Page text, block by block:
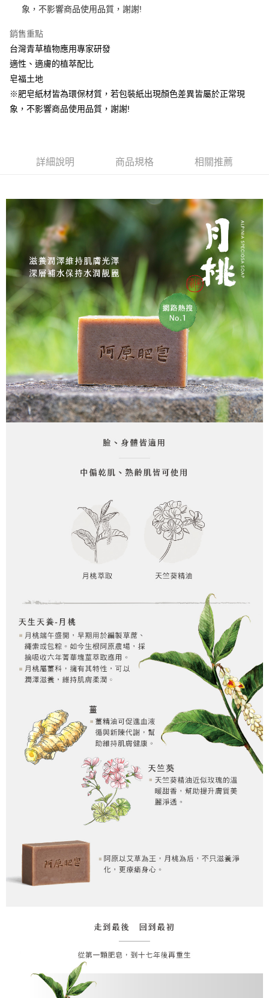
大哥付你分期
相關說明
1.本服務由台灣大哥大提供，台灣大哥大用戶可立即使用無須另外申請。
2.付款方式選擇「大哥付你分期」，訂單成立後會自動跳轉到大哥付的交易
流程，驗證手機門號後，選擇欲分期的期數、繳款截止日，確認付款後即完
成交易。
3.實際核准額度、可分期數及費用金額請依後續交易確認頁面所載為準。
4.訂單成立30分鐘內，如未前往確認交易或遇審核未通過，訂單將自動取
醒簡訊。
1.本服務係由「台灣大哥大股份有限公司」（以下簡稱本公司）所提供，讓
用戶於交易時，得透過本服務購買商品或服務，並由商店將買賣／分期付款
買賣價金債權讓與本公司後，依約使用本公司帳單繳交帳款。
2.基於同意付款使用「大哥付你分期」之契約關係目的，商店將以您的個人
資料（包含姓名、電話或地址）提供予台灣大哥大進項蒐集、處理及利用，
由本公司與您本人進行分期帳單所需資料之確認、核對及更正。
3.完整用戶服務條款，請詳閱以下連結：
https://oppay.tw/userRule
AFTEE先享後付
相關說明
【關於「AFTEE先享後付」】
AFTEE先享後付是「在收到商品之後才付款」的支付方式。 讓您購物簡單
便利好安心！
１．簡單：不需註冊會員、不需綁卡、不需儲值。
１．於結帳方式選擇「AFTEE先享後付」後，將跳轉至「AFTEE先享後付」
３．收到繳費通知簡訊後14天內，點擊此簡訊中的連結，可透過四大超商／
ATM／網路銀行／等多元方式進行付款，方視為交易完成。
※ 請注意：結帳手續完成當下不需立刻繳費，但若您需要取消訂單，請聯絡
購買商品的店家。未經商家同意取消之訂單仍視為有效，需透過AFTEE先享
後付繳納相關費用。
※ 交易是否成功請以「AFTEE先享後付 」之結帳頁面顯示為準，若有關於
是否繳費成功／繳費後需取消欲退款等相關疑問，請聯繫「AFTEE先享後付
客戶支援中心」https://netprotections.freshdesk.com/support/home
【注意事項】
１．透過由恩沛科技股份有限公司提供之「AFTEE先享後付」服務完成之交
易，需依本服務之必要範圍內提供個人資料，並將交易相關給付款項請求債
權轉讓予恩沛科技股份有限公司。
２．關於個人資料處理事宜，請瀏覽以下網址：
https://aftee.tw/terms/#terms3
３．未成年的使用者請事先徵得法定代理人或監護人之同意方可使用
「AFTEE先享後付」，若未經同意申辦者引起之損失，本公司不負相關責
任。
４．使用「AFTEE先享後付」時，將依據個別帳號之用戶狀況，依本公司即
時審查核予不同之上限額度；若仍有額度不足之情形，本公司將視審查結果
請求用戶進行身份認證。
５．嚴禁一人註冊多個帳號或使用他人資訊註冊。若發現惡意使用之情形，
⭕超取僅提供付款後7-11取貨
每筆NT$100，滿NT$1,000(含以上)免運費
黑貓宅配｜線上支付
每筆NT$100，滿NT$1,000(含以上)免運費
離島宅配
每筆NT$280，滿NT$3,000(含以上)免運費
象，不影響商品使用品質，謝謝!
銷售重點
台灣青草植物應用專家研發
適性、適膚的植萃配比
皂福土地
※肥皂紙材皆為環保材質，若包裝紙出現顏色差異皆屬於正常現
象，不影響商品使用品質，謝謝!
詳細說明 商品規格 相關推薦